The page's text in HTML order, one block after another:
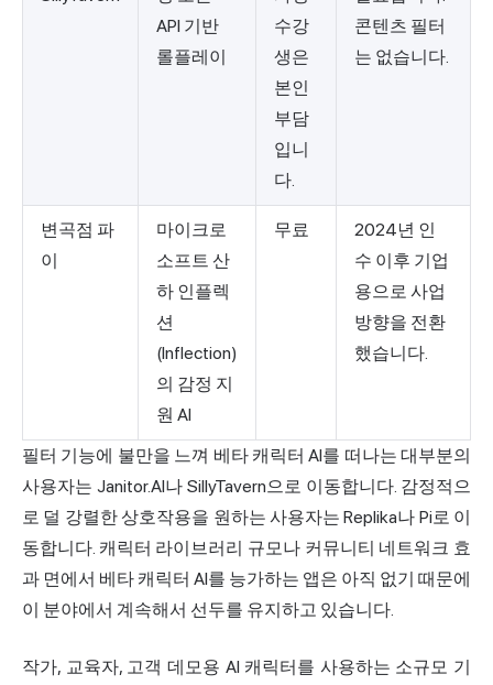
API 기반
롤플레이
수강
생은
본인
부담
입니
다.
콘텐츠 필터
는 없습니다.
변곡점 파
이
마이크로
소프트 산
하 인플렉
션
(Inflection)
의 감정 지
원 AI
무료
2024년 인
수 이후 기업
용으로 사업
방향을 전환
했습니다.
필터 기능에 불만을 느껴 베타 캐릭터 AI를 떠나는 대부분의
사용자는 Janitor.AI나 SillyTavern으로 이동합니다. 감정적으
로 덜 강렬한 상호작용을 원하는 사용자는 Replika나 Pi로 이
동합니다. 캐릭터 라이브러리 규모나 커뮤니티 네트워크 효
과 면에서 베타 캐릭터 AI를 능가하는 앱은 아직 없기 때문에
이 분야에서 계속해서 선두를 유지하고 있습니다.
작가, 교육자, 고객 데모용 AI 캐릭터를 사용하는 소규모 기